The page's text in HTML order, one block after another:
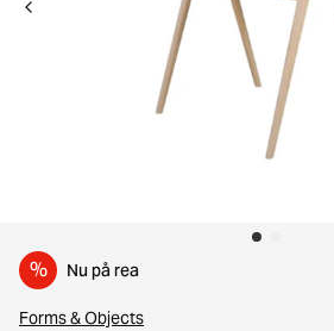
% Nu på rea
Forms & Objects